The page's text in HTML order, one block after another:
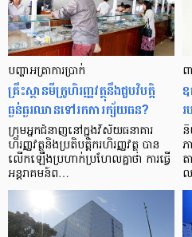
បញ្ហា​អត្រា​ការប្រាក់
គ្រឹះស្ថាន​មីក្រូ​ហិរញ្ញវត្ថុ​នឹង​ជួប​វិបត្តិ​
ធ្ងន់ធ្ងរ​ឈាន​ទៅ​រក​ការ​ក្ស័យធន?
ក្រុម​អ្នក​ជំនាញ​នៅ​ក្នុង​វិស័យ​ធនាគារ
ហិរញ្ញវត្ថុ​និង​ប្រតិបត្តិករ​ហិរញ្ញ​វត្ថុ បាន​​
លើក​ឡើង​ប្រហាក់​ប្រហែល​គ្នា​ថា ការ​ធ្វើ​
អន្តរាគមន៍​ព…
ភ